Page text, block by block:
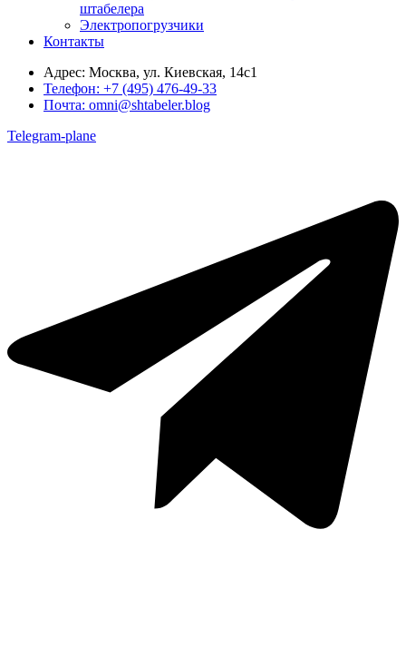
штабелера
Электропогрузчики
Контакты
Адрес: Москва, ул. Киевская, 14с1
Телефон: +7 (495) 476-49-33
Почта: omni@shtabeler.blog
Telegram-plane